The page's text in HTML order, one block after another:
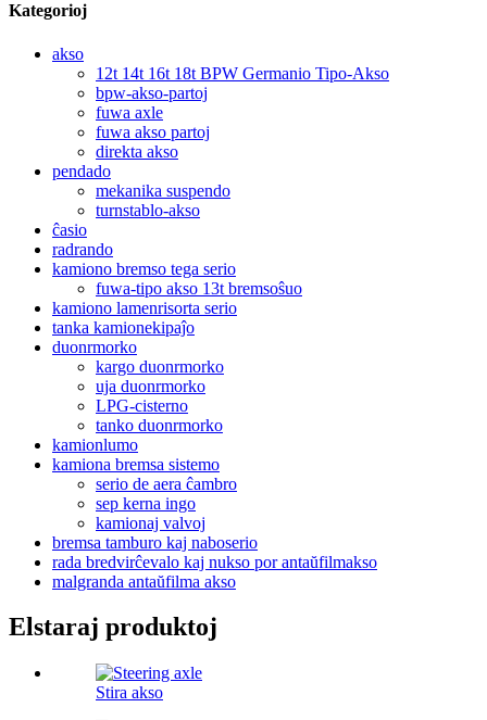
Kategorioj
akso
12t 14t 16t 18t BPW Germanio Tipo-Akso
bpw-akso-partoj
fuwa axle
fuwa akso partoj
direkta akso
pendado
mekanika suspendo
turnstablo-akso
ĉasio
radrando
kamiono bremso tega serio
fuwa-tipo akso 13t bremsoŝuo
kamiono lamenrisorta serio
tanka kamionekipaĵo
duonrmorko
kargo duonrmorko
uja duonrmorko
LPG-cisterno
tanko duonrmorko
kamionlumo
kamiona bremsa sistemo
serio de aera ĉambro
sep kerna ingo
kamionaj valvoj
bremsa tamburo kaj naboserio
rada bredvirĉevalo kaj nukso por antaŭfilmakso
malgranda antaŭfilma akso
Elstaraj produktoj
Stira akso